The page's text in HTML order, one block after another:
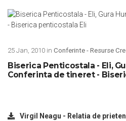
25 Jan, 2010 in Conferinte - Resurse
Biserica Penticostala - Eli,
Conferinta de tineret -
Virgil Neagu - Relatia de